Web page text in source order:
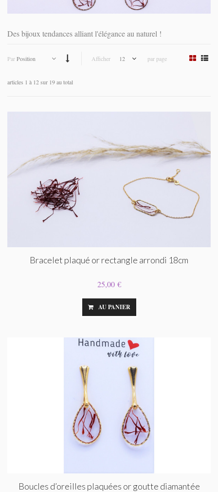
Des bijoux tendances alliant l'élégance au naturel !
ParPosition Afficher 12 par page
articles 1 à 12 sur 19 au total
Bracelet plaqué or rectangle arrondi 18cm
25,00 €
AU PANIER
Boucles d’oreilles plaquées or goutte diamantée